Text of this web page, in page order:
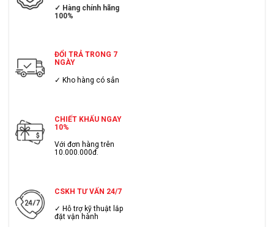
✓ Hàng chính hãng
100%
ĐỔI TRẢ TRONG 7
NGÀY
✓ Kho hàng có sẳn
CHIẾT KHẤU NGAY
10%
Với đơn hàng trên
10.000.000đ.
CSKH TƯ VẤN 24/7
✓ Hỗ trợ kỹ thuật lắp
đặt vận hành